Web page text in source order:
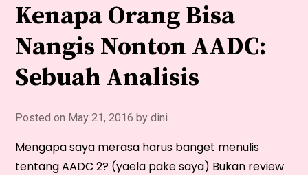
Kenapa Orang Bisa
Nangis Nonton AADC:
Sebuah Analisis
Posted on May 21, 2016 bydini
Mengapa saya merasa harus banget menulis
tentang AADC 2? (yaela pake saya) Bukan review